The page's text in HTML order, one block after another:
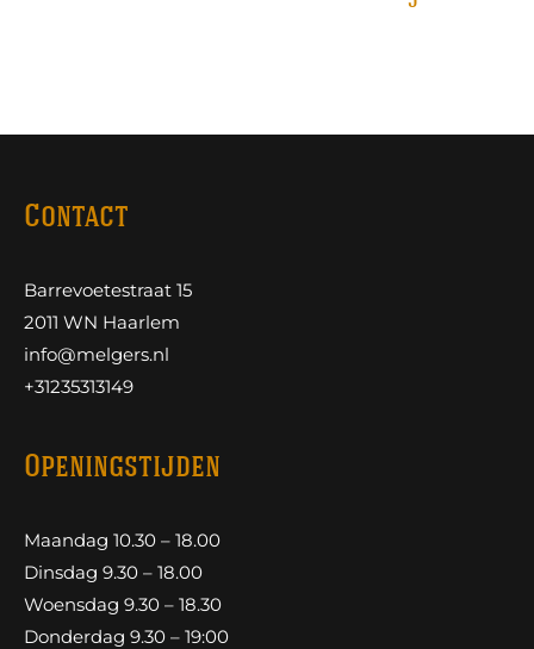
Contact
Barrevoetestraat 15
2011 WN Haarlem
info@melgers.nl
+31235313149
Openingstijden
Maandag 10.30 – 18.00
Dinsdag 9.30 – 18.00
Woensdag 9.30 – 18.30
Donderdag 9.30 – 19:00